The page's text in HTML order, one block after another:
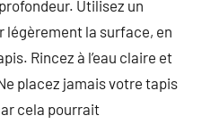
Utilisez un
la surface, en
Rincez à l’eau claire et
placez jamais votre tapis
cela pourrait